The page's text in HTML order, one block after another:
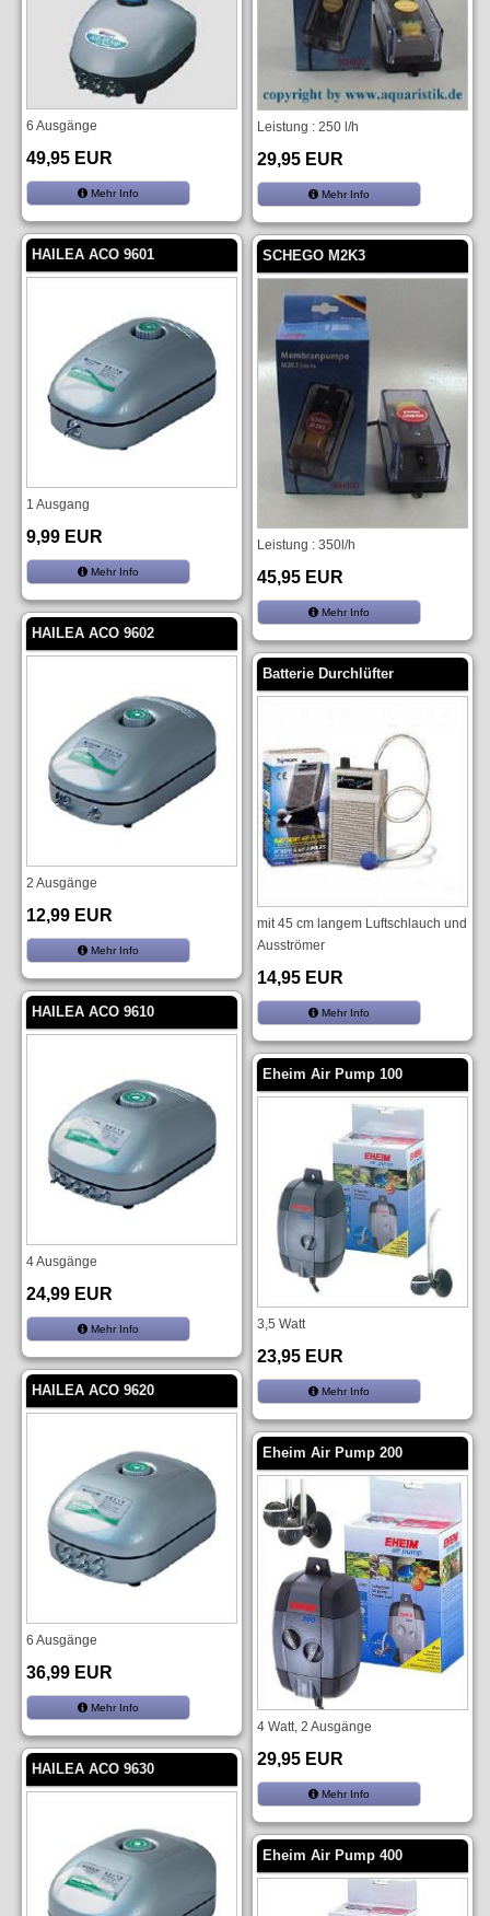
6 Ausgänge
49,95 EUR
Mehr Info
HAILEA ACO 9601
1 Ausgang
9,99 EUR
Mehr Info
HAILEA ACO 9602
2 Ausgänge
12,99 EUR
Mehr Info
HAILEA ACO 9610
4 Ausgänge
24,99 EUR
Mehr Info
HAILEA ACO 9620
6 Ausgänge
36,99 EUR
Mehr Info
HAILEA ACO 9630
Leistung : 250 l/h
29,95 EUR
Mehr Info
SCHEGO M2K3
Leistung : 350l/h
45,95 EUR
Mehr Info
Batterie Durchlüfter
mit 45 cm langem Luftschlauch und
Ausströmer
14,95 EUR
Mehr Info
Eheim Air Pump 100
3,5 Watt
23,95 EUR
Mehr Info
Eheim Air Pump 200
4 Watt, 2 Ausgänge
29,95 EUR
Mehr Info
Eheim Air Pump 400